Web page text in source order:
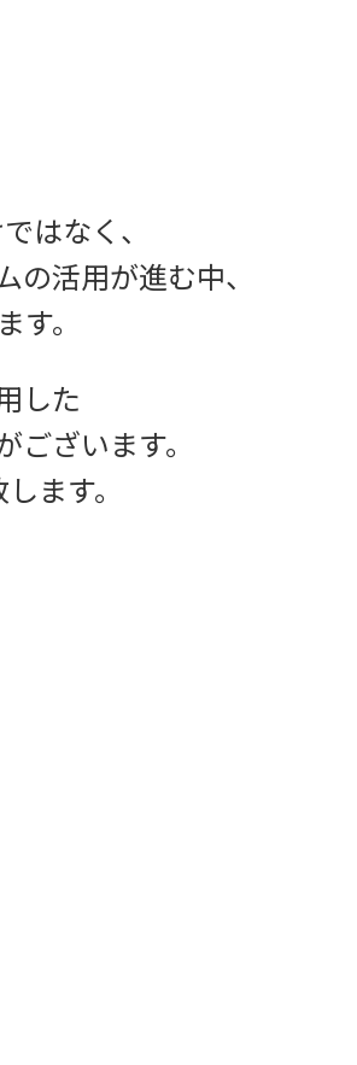
はなく、
活用が進む中、
。
した
ございます。
ます。